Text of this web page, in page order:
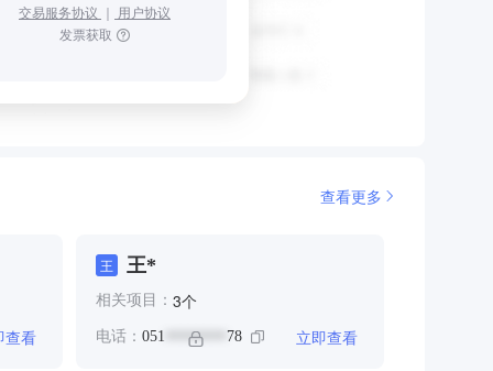
交易服务协议 ｜ 用户协议
发票获取
查看更多
查看
王 王*
相关项目： 3个
电话： 051 ******** 78 立即查看